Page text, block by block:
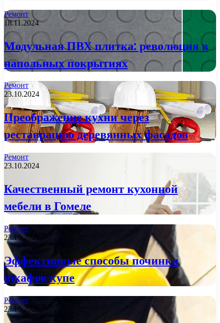
Ремонт
18.11.2024
Модульная ПВХ плитка: революция в
напольных покрытиях
Ремонт
23.10.2024
Преображение кухни через
реставрацию деревянных фасадов
Ремонт
23.10.2024
Качественный ремонт кухонной
мебели в Гомеле
Ремонт
23.10.2024
Эффективные способы починки
шкафов купе
Ремонт
23.10.2024